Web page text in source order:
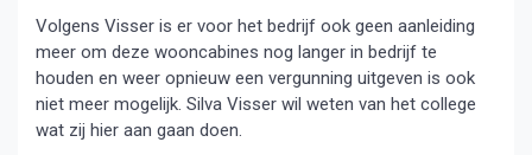
Volgens Visser is er voor het bedrijf ook geen aanleiding
meer om deze wooncabines nog langer in bedrijf te
houden en weer opnieuw een vergunning uitgeven is ook
niet meer mogelijk. Silva Visser wil weten van het college
wat zij hier aan gaan doen.